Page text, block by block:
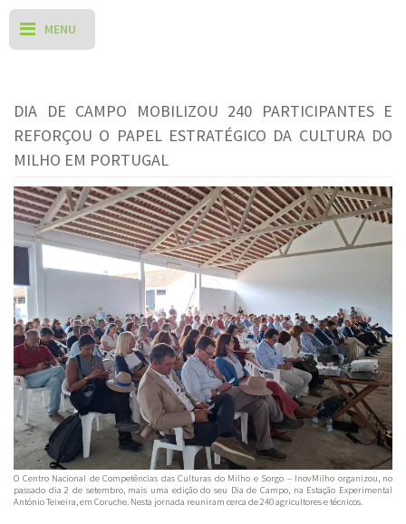
DIA DE CAMPO MOBILIZOU 240 PARTICIPANTES E
REFORÇOU O PAPEL ESTRATÉGICO DA CULTURA DO
MILHO EM PORTUGAL
O Centro Nacional de Competências das Culturas do Milho e Sorgo – InovMilho organizou, no
passado dia 2 de setembro, mais uma edição do seu Dia de Campo, na Estação Experimental
António Teixeira, em Coruche. Nesta jornada reuniram cerca de 240 agricultores e técnicos.